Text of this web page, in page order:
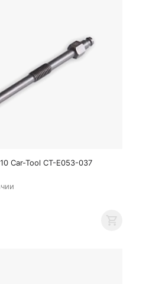
Car-Tool CT-E053-037